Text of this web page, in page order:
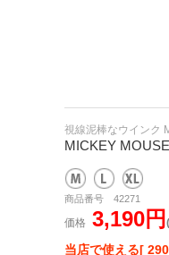
視線泥棒なウインク
MICKEY
商品番号 42271
価格 3,190円
当店で使える[